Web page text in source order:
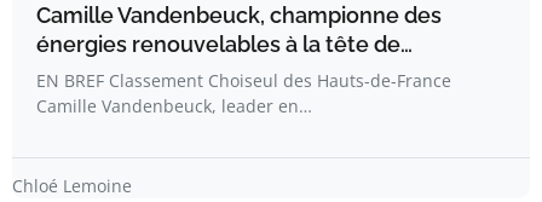
Camille Vandenbeuck, championne des
énergies renouvelables à la tête de…
EN BREF Classement Choiseul des Hauts-de-France
Camille Vandenbeuck, leader en…
Chloé Lemoine